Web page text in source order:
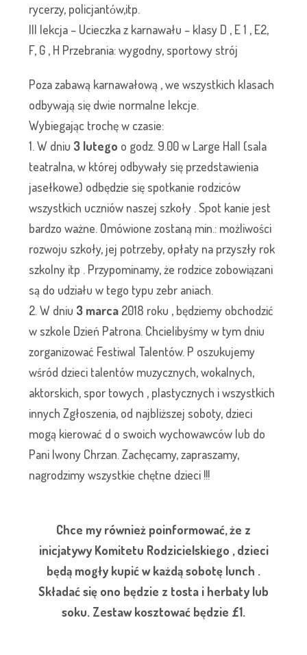
rycerzy, policjantόw,itp.
III lekcja – Ucieczka z karnawału – klasy D , E 1 , E2,
F, G , H Przebrania: wygodny, sportowy strój
Poza zabawą karnawałową , we wszystkich klasach
odbywają się dwie normalne lekcje.
Wybiegając trochę w czasie:
1. W dniu 3 lutego o godz. 9.00 w Large Hall (sala
teatralna, w której odbywały się przedstawienia
jasełkowe) odbędzie się spotkanie rodziców
wszystkich uczniów naszej szkoły . Spot kanie jest
bardzo ważne. Omówione zostaną min.: możliwości
rozwoju szkoły, jej potrzeby, opłaty na przyszły rok
szkolny itp . Przypominamy, że rodzice zobowiązani
są do udziału w tego typu zebr aniach.
2. W dniu 3 marca 2018 roku , będziemy obchodzić
w szkole Dzień Patrona. Chcielibyśmy w tym dniu
zorganizować Festiwal Talentów. P oszukujemy
wśród dzieci talentów muzycznych, wokalnych,
aktorskich, spor towych , plastycznych i wszystkich
innych Zgłoszenia, od najbliższej soboty, dzieci
mogą kierować d o swoich wychowawców lub do
Pani Iwony Chrzan. Zachęcamy, zapraszamy,
nagrodzimy wszystkie chętne dzieci !!!
Chce my również poinformować, że z
inicjatywy Komitetu Rodzicielskiego , dzieci
będą mogły kupić w każdą sobotę lunch .
Składać się ono będzie z tosta i herbaty lub
soku. Zestaw kosztować będzie £1.